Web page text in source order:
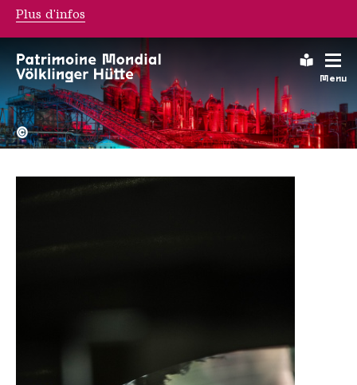
Menu
Moses & Taps
La Völklinger Hütte
Copyright:
©
Plus d'infos